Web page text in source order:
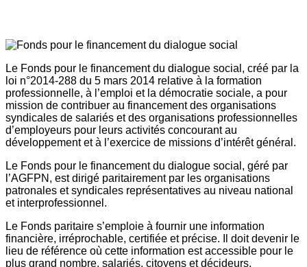
Le Fonds pour le financement du dialogue social, créé par la
loi n°2014-288 du 5 mars 2014 relative à la formation
professionnelle, à l’emploi et la démocratie sociale, a pour
mission de contribuer au financement des organisations
syndicales de salariés et des organisations professionnelles
d’employeurs pour leurs activités concourant au
développement et à l’exercice de missions d’intérêt général.
Le Fonds pour le financement du dialogue social, géré par
l’AGFPN, est dirigé paritairement par les organisations
patronales et syndicales représentatives au niveau national
et interprofessionnel.
Le Fonds paritaire s’emploie à fournir une information
financière, irréprochable, certifiée et précise. Il doit devenir le
lieu de référence où cette information est accessible pour le
plus grand nombre, salariés, citoyens et décideurs.